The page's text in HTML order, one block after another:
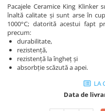
Pacajele Ceramice King
înaltă calitate și sunt arse în
1000°C; datorită acestui fapt
precum:
durabilitate,
rezistență,
rezistență la îngheț și
absorbție scăzută a apei.
LA
Data de